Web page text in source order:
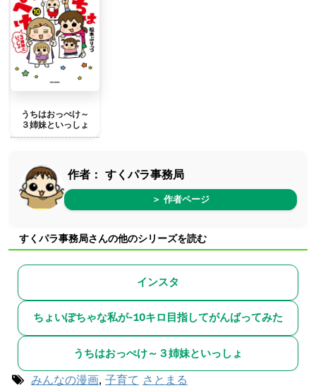
うちはおっぺけ～
３姉妹といっしょ
作者： すくパラ事務局
＞ 作者ページ
すくパラ事務局さんの他のシリーズを読む
インスタ
ちょいぽちゃな私が-10キロ目指してがんばってみた
うちはおっぺけ～３姉妹といっしょ
みんなの漫画, 子育て さとまる